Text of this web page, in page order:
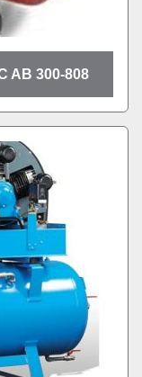
AB 300-808